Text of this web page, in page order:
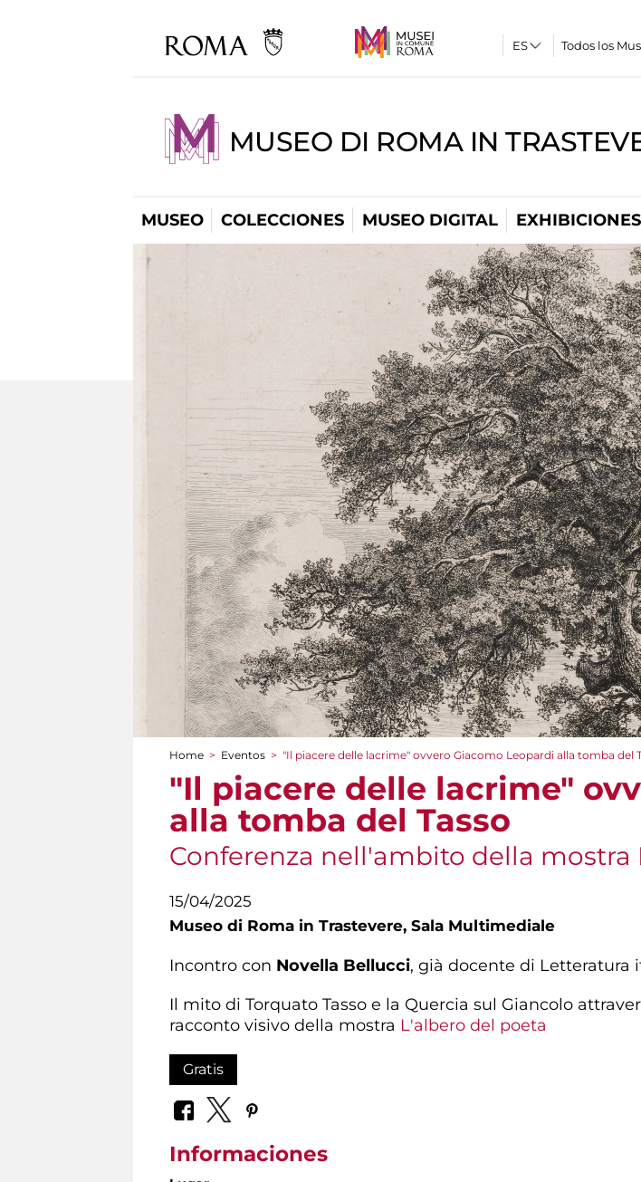
Todos los
MUSEO DI ROMA IN
MUSEO COLECCIONES MUSEO DIGITAL EXHIBICIONES
You are here
Home > Eventos > "Il piacere delle lacrime" ovvero Giacomo Leopardi alla tomba del
"Il piacere delle lacrime"
alla tomba del Tasso
Conferenza nell'ambito della mostra
15/04/2025
Museo di Roma in Trastevere, Sala Multimediale
Incontro con Novella Bellucci, già docente di Letteratura
Il mito di Torquato Tasso e la Quercia sul Giancolo
racconto visivo della mostra L'albero del poeta
Gratis
Informaciones